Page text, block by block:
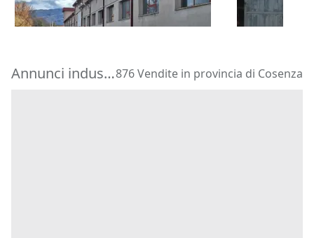
Bisignano (Cosenza) Spezzano
Annunci industriali in provincia di Cosenza876 Vendite in provincia di Cosenza